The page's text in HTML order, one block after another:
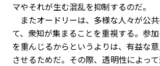
マやそれが生む混乱を抑制するのだ。
またオードリーは、多様な人々が公
て、衆知が集まることを重視する。参
を重んじるからというよりは、有益な
させるためだ。その際、透明性によっ